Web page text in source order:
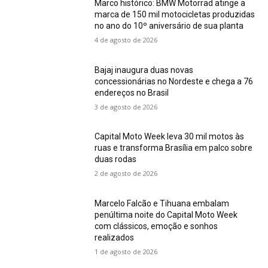
Marco histórico: BMW Motorrad atinge a
marca de 150 mil motocicletas produzidas
no ano do 10º aniversário de sua planta
4 de agosto de 2026
Bajaj inaugura duas novas
concessionárias no Nordeste e chega a 76
endereços no Brasil
3 de agosto de 2026
Capital Moto Week leva 30 mil motos às
ruas e transforma Brasília em palco sobre
duas rodas
2 de agosto de 2026
Marcelo Falcão e Tihuana embalam
penúltima noite do Capital Moto Week
com clássicos, emoção e sonhos
realizados
1 de agosto de 2026